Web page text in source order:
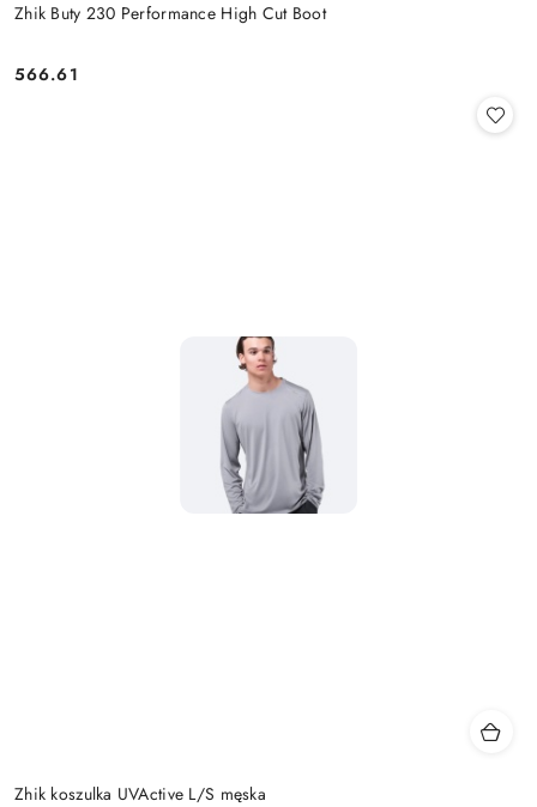
Zhik Buty 230 Performance High Cut Boot
Cena:
566.61
Zhik koszulka UVActive L/S męska